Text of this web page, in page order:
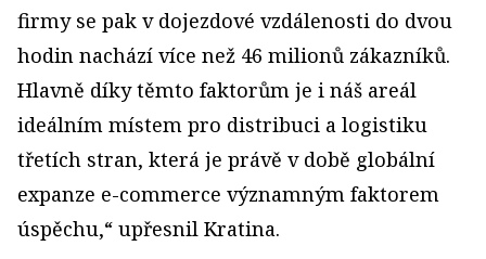
firmy se pak v dojezdové vzdálenosti do dvou
hodin nachází více než 46 milionů zákazníků.
Hlavně díky těmto faktorům je i náš areál
ideálním místem pro distribuci a logistiku
třetích stran, která je právě v době globální
expanze e-commerce významným faktorem
úspěchu,“ upřesnil Kratina.